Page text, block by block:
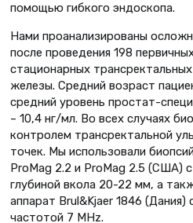
помощью гибкого эндоскопа.
Нами проанализированы
после проведения 198
стационарных
железы. Средний возраст
средний уровень простат-
– 10,4 нг/мл. Во всех случаях
контролем трансректальной
точек. Мы использовали
ProMag 2.2 и ProMag 2.5 (США) с
глубиной вкола 20-22 мм, а
аппарат Brul&Kjaer 1846
частотой 7 MHz.